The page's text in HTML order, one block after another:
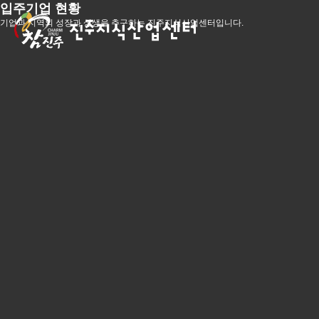
입주기업 현황
기업과 지역의 성장과 상생을 추구하는 진주지식산업센터입니다.